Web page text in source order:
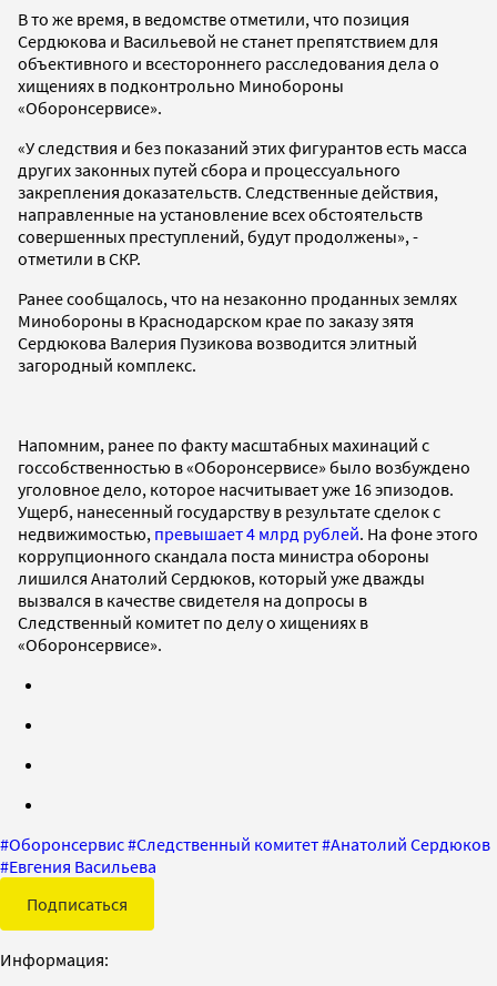
В то же время, в ведомстве отметили, что позиция
Сердюкова и Васильевой не станет препятствием для
объективного и всестороннего расследования дела о
хищениях в подконтрольно Минобороны
«Оборонсервисе».
«У следствия и без показаний этих фигурантов есть масса
других законных путей сбора и процессуального
закрепления доказательств. Следственные действия,
направленные на установление всех обстоятельств
совершенных преступлений, будут продолжены», -
отметили в СКР.
Ранее сообщалось, что на незаконно проданных землях
Минобороны в Краснодарском крае по заказу зятя
Сердюкова Валерия Пузикова возводится элитный
загородный комплекс.
Напомним, ранее по факту масштабных махинаций с
госсобственностью в «Оборонсервисе» было возбуждено
уголовное дело, которое насчитывает уже 16 эпизодов.
Ущерб, нанесенный государству в результате сделок с
недвижимостью, превышает 4 млрд рублей. На фоне этого
коррупционного скандала поста министра обороны
лишился Анатолий Сердюков, который уже дважды
вызвался в качестве свидетеля на допросы в
Следственный комитет по делу о хищениях в
«Оборонсервисе».
#Оборонсервис#Следственный комитет#Анатолий Сердюков
#Евгения Васильева
Подписаться
Информация: